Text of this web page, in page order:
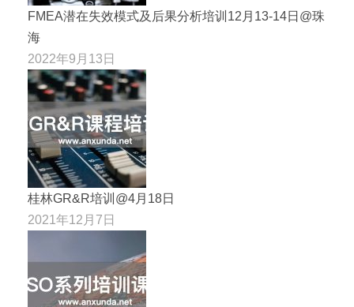
FMEA潜在失效模式及后果分析培训12月13-14日@珠
海
2022年9月13日
桂林GR&R培训@4月18日
2021年12月7日